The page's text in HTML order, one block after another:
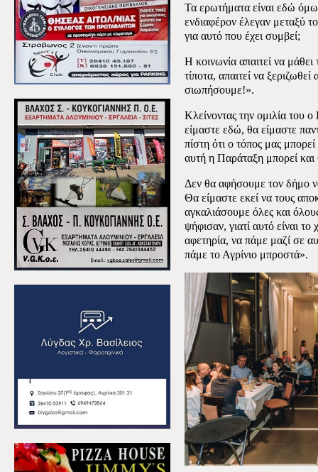
Τα ερωτήματα είναι εδώ
ενδιαφέρον έλεγαν μεταξύ
για αυτό που έχει συμβεί;
Η κοινωνία απαιτεί να
τίποτα, απαιτεί να
σιωπήσουμε!».
Κλείνοντας την ομιλία του
είμαστε εδώ, θα είμαστε
πίστη ότι ο τόπος μας
αυτή η Παράταξη μπορεί και
Δεν θα αφήσουμε τον δήμο
Θα είμαστε εκεί να τους
αγκαλιάσουμε όλες και
ψήφισαν, γιατί αυτό είναι
αφετηρία, να πάμε μαζί σε
πάμε το Αγρίνιο μπροστά».